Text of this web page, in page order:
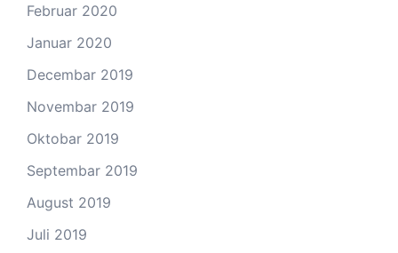
Februar 2020
Januar 2020
Decembar 2019
Novembar 2019
Oktobar 2019
Septembar 2019
August 2019
Juli 2019